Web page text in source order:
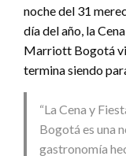
noche del 31
día del año, la
Marriott Bogotá
termina siendo
“La Cena y
Bogotá es una
gastronomía